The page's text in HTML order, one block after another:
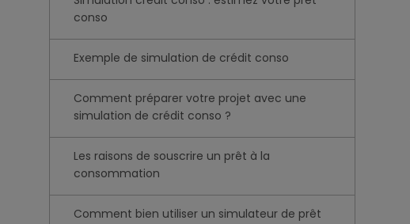
conso
Exemple de simulation de crédit conso
Comment préparer votre projet avec une
simulation de crédit conso ?
Les raisons de souscrire un prêt à la
consommation
Comment bien utiliser un simulateur de prêt